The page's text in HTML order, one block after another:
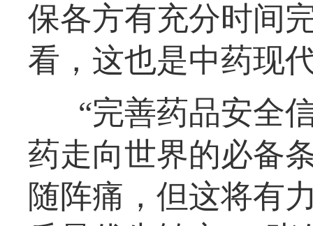
保各方有充分时间
看，这也是中药现
“完善药品安全
药走向世界的必备
随阵痛，但这将有